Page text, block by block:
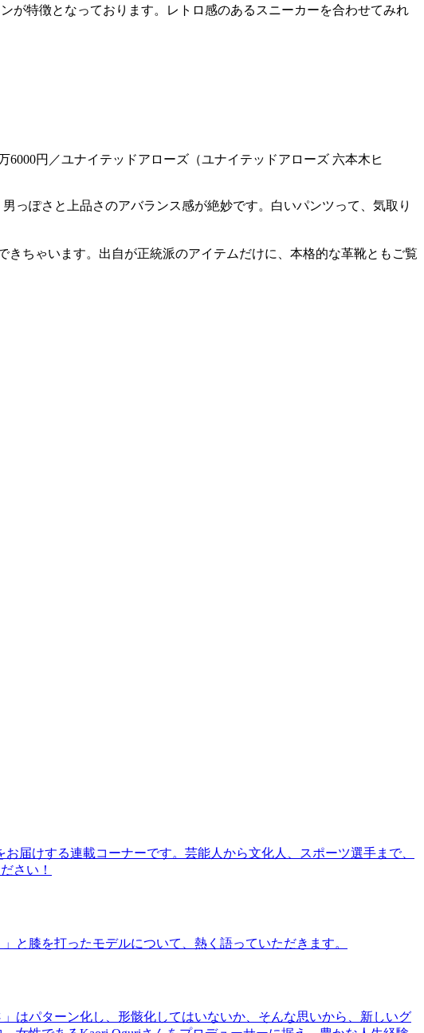
が特徴となっております。レトロ感のあるスニーカーを合わせてみれ
円／ユナイテッドアローズ（ユナイテッドアローズ 六本木ヒ
っぽさと上品さのアバランス感が絶妙です。白いパンツって、気取り
ちゃいます。出自が正統派のアイテムだけに、本格的な革靴ともご覧
届けする連載コーナーです。芸能人から文化人、スポーツ選手まで、
さい！
と膝を打ったモデルについて、熱く語っていただきます。
はパターン化し、形骸化してはいないか、そんな思いから、新しいグ